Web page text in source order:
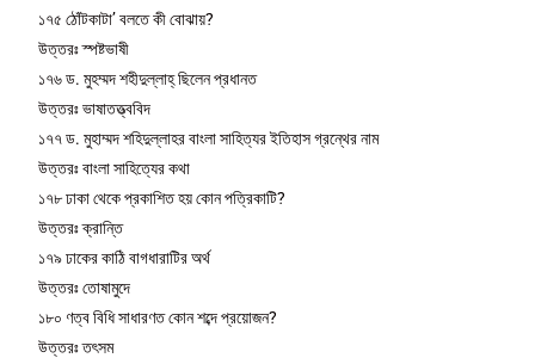
১৭৫ ঠোঁটকাটা’ বলতে কী বোঝায়?
উত্তরঃ স্পষ্টভাষী
১৭৬ ড. মুহম্মদ শহীদুল্লাহ্ ছিলেন প্রধানত
উত্তরঃ ভাষাতত্ত্ববিদ
১৭৭ ড. মুহাম্মদ শহিদুল্লাহর বাংলা সাহিত্যর ইতিহাস গ্রন্থের নাম
উত্তরঃ বাংলা সাহিত্যের কথা
১৭৮ ঢাকা থেকে প্রকাশিত হয় কোন পত্রিকাটি?
উত্তরঃ ক্রান্তি
১৭৯ ঢাকের কাঠি বাগধারাটির অর্থ
উত্তরঃ তোষামুদে
১৮০ ণত্ব বিধি সাধারণত কোন শব্দে প্রয়োজন?
উত্তরঃ তৎসম